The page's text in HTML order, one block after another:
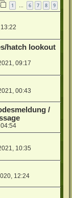
1 6 7 8 9
hatch lookout
09:17
00:43
/
10:35
12:24